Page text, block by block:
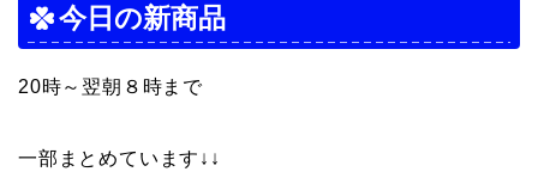
今日の新商品
20時～翌朝８時まで
一部まとめています↓↓